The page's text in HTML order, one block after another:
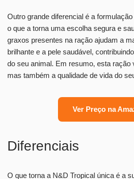
Outro grande diferencial é a
o que a torna uma escolha segura e
graxos presentes na ração ajudam a
brilhante e a pele saudável,
do seu animal. Em resumo, esta ração
mas também a qualidade de vida do
Ver Preço na
Diferenciais
O que torna a N&D Tropical única é a